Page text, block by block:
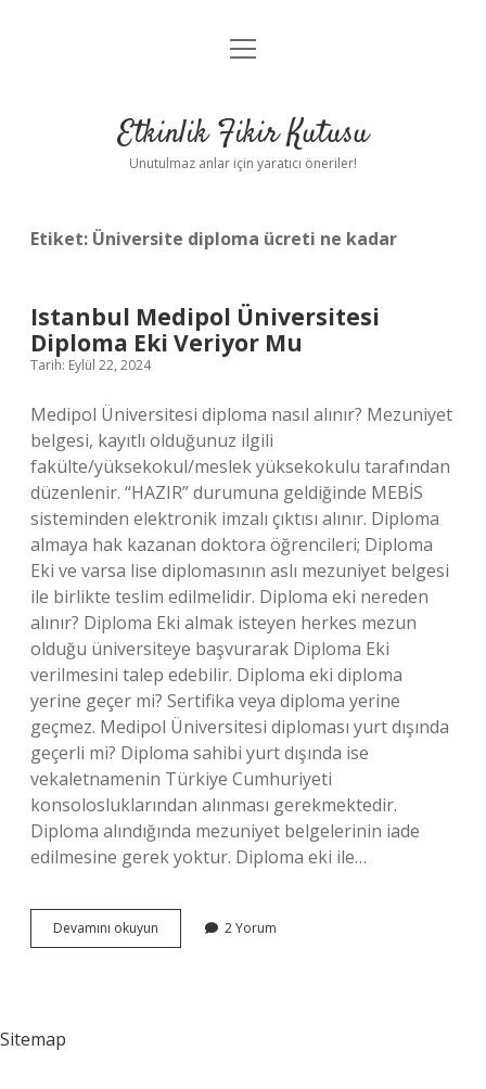
Anasayfa
Yasal Uyarı
menüyü
Etkinlik Fikir Kutusu
Unutulmaz anlar için yaratıcı öneriler!
Etiket: Üniversite diploma ücreti ne kadar
Istanbul Medipol Üniversitesi
Diploma Eki Veriyor Mu
Tarih: Eylül 22, 2024
Medipol Üniversitesi diploma nasıl alınır? Mezuniyet
belgesi, kayıtlı olduğunuz ilgili
fakülte/yüksekokul/meslek yüksekokulu tarafından
düzenlenir. “HAZIR” durumuna geldiğinde MEBİS
sisteminden elektronik imzalı çıktısı alınır. Diploma
almaya hak kazanan doktora öğrencileri; Diploma
Eki ve varsa lise diplomasının aslı mezuniyet belgesi
ile birlikte teslim edilmelidir. Diploma eki nereden
alınır? Diploma Eki almak isteyen herkes mezun
olduğu üniversiteye başvurarak Diploma Eki
verilmesini talep edebilir. Diploma eki diploma
yerine geçer mi? Sertifika veya diploma yerine
geçmez. Medipol Üniversitesi diploması yurt dışında
geçerli mi? Diploma sahibi yurt dışında ise
vekaletnamenin Türkiye Cumhuriyeti
konsolosluklarından alınması gerekmektedir.
Diploma alındığında mezuniyet belgelerinin iade
edilmesine gerek yoktur. Diploma eki ile…
Devamını okuyun Istanbul
Medipol
2 Yorum
Sitemap